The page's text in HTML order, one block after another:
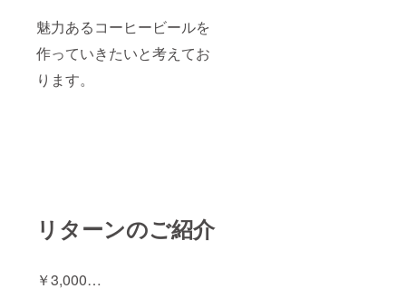
魅力あるコーヒービールを
作っていきたいと考えてお
ります。
リターンのご紹介
￥3,000…